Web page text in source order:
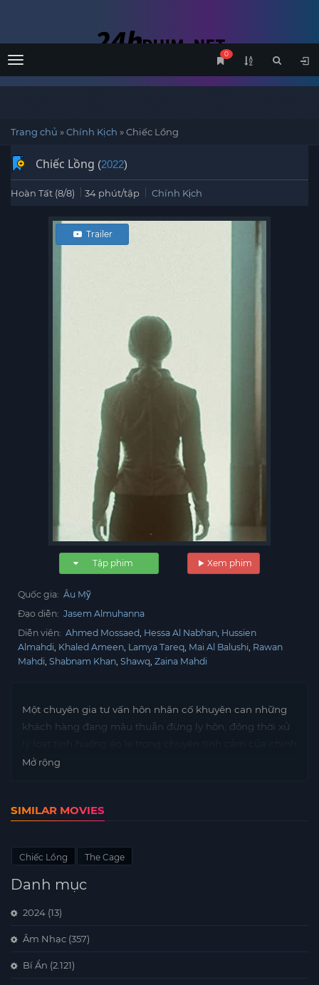
Menu
0
Trang chủ »Chính Kịch »Chiếc Lồng
Chiếc Lồng (2022)
Hoàn Tất (8/8) 34 phút/tập Chính Kịch
Xem phim
Trailer
Tập phim
Quốc gia: Âu Mỹ
Đạo diễn: Jasem Almuhanna
Diễn viên: Ahmed Mossaed Hessa Al Nabhan Hussien
Almahdi Khaled Ameen Lamya Tareq Mai Al Balushi Rawan
Mahdi Shabnam Khan Shawq Zaina Mahdi
Một chuyên gia tư vấn hôn nhân cố khuyên can những
khách hàng đang mâu thuẫn đừng ly hôn, đồng thời xử
mình.
Mở rộng
SIMILAR MOVIES
Chiếc Lồng The Cage
Danh mục
2024 (13)
Âm Nhạc (357)
Bí Ẩn (2.121)